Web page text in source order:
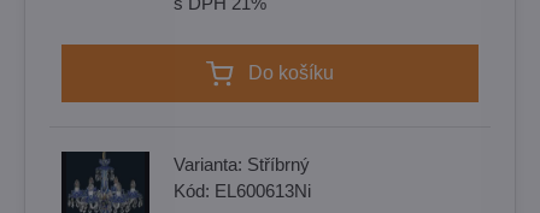
Do košíku
Varianta: Stříbrný
Kód: EL600613Ni